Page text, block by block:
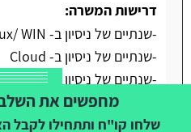
דרישות המשרה:
-שנתיים של ניסיון ב- Linux/ WIN
-שנתיים של ניסיון ב- Cloud
-שנתיים של ניסיון ב- GIT
-שנתיים של ניסיון ב- Python
מחפשים את
שלחו קו"ח ותתחילו לקבל